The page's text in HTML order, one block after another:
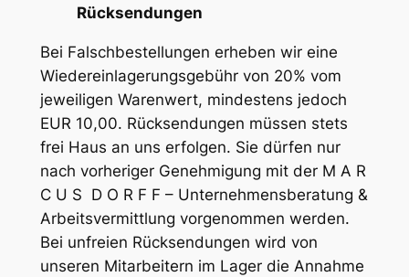
Rücksendungen
Bei Falschbestellungen erheben wir eine
Wiedereinlagerungsgebühr von 20% vom
jeweiligen Warenwert, mindestens jedoch
EUR 10,00. Rücksendungen müssen stets
frei Haus an uns erfolgen. Sie dürfen nur
nach vorheriger Genehmigung mit der M A R
C U S D O R F F – Unternehmensberatung &
Arbeitsvermittlung vorgenommen werden.
Bei unfreien Rücksendungen wird von
unseren Mitarbeitern im Lager die Annahme